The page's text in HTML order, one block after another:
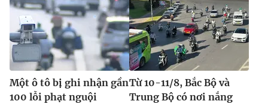
Một ô tô bị ghi nhận gần
100 lỗi phạt nguội
Từ 10-11/8, Bắc Bộ và
Trung Bộ có nơi nắng